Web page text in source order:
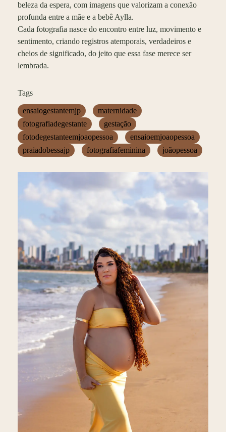
beleza da espera, com imagens que valorizam a conexão
profunda entre a mãe e a bebê Aylla.
Cada fotografia nasce do encontro entre luz, movimento e
sentimento, criando registros atemporais, verdadeiros e
cheios de significado, do jeito que essa fase merece ser
lembrada.
Tags
ensaiogestantemjp
maternidade
fotografiadegestante
gestação
fotodegestanteemjoaopessoa
ensaioemjoaopessoa
praiadobessajp
fotografiafeminina joãopessoa